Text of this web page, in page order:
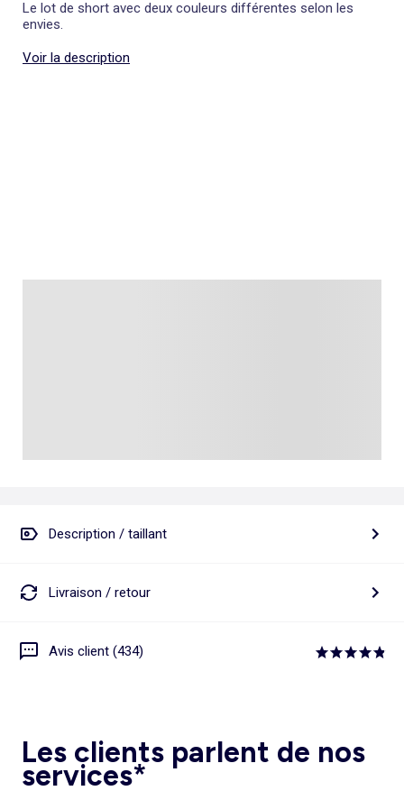
Le lot de short avec deux couleurs différentes selon les
envies.
Voir la description
Description / taillant
Livraison / retour
Avis client (434)
Les clients parlent de nos
services*